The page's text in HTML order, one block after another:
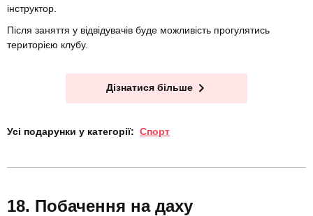
інструктор.
Після заняття у відвідувачів буде можливість прогулятись
територією клубу.
Дізнатися більше
Усі подарунки у категорії: Спорт
Побачення на даху